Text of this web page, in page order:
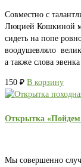
Совместно с
Люцией Кошкиной
сидеть на попе
воодушевляло
а также слова
150 ₽ В корзину
Открытка «Пойдем
Мы совершенно